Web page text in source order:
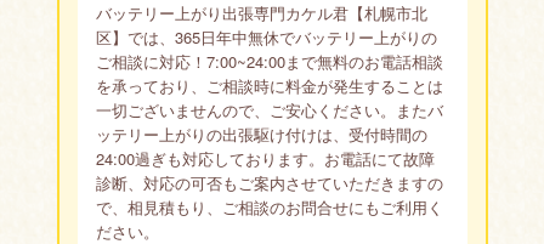
バッテリー上がり出張専門カケル君【札幌市北
区】では、365日年中無休でバッテリー上がりの
ご相談に対応！7:00~24:00まで無料のお電話相談
を承っており、ご相談時に料金が発生することは
一切ございませんので、ご安心ください。またバ
ッテリー上がりの出張駆け付けは、受付時間の
24:00過ぎも対応しております。お電話にて故障
診断、対応の可否もご案内させていただきますの
で、相見積もり、ご相談のお問合せにもご利用く
ださい。